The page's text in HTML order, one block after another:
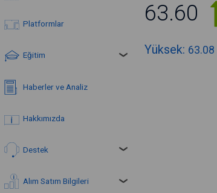
Platformlar
Eğitim
Haberler ve Analiz
Hakkımızda
Destek
Alım Satım Bilgileri
63.60
Yüksek: 63.08